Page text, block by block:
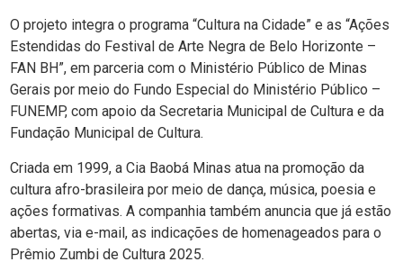
O projeto integra o programa “Cultura na Cidade” e as “Ações
Estendidas do Festival de Arte Negra de Belo Horizonte –
FAN BH”, em parceria com o Ministério Público de Minas
Gerais por meio do Fundo Especial do Ministério Público –
FUNEMP, com apoio da Secretaria Municipal de Cultura e da
Fundação Municipal de Cultura.
Criada em 1999, a Cia Baobá Minas atua na promoção da
cultura afro-brasileira por meio de dança, música, poesia e
ações formativas. A companhia também anuncia que já estão
abertas, via e-mail, as indicações de homenageados para o
Prêmio Zumbi de Cultura 2025.